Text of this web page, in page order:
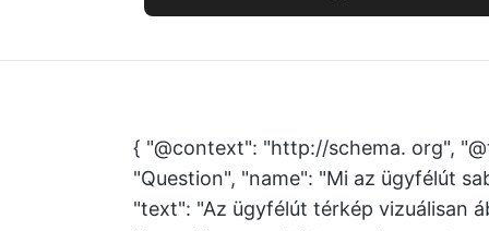
{ "@context": "http://schema. org",
"Question", "name": "Mi az ügyfélút
"text": "Az ügyfélút térkép vizuálisan